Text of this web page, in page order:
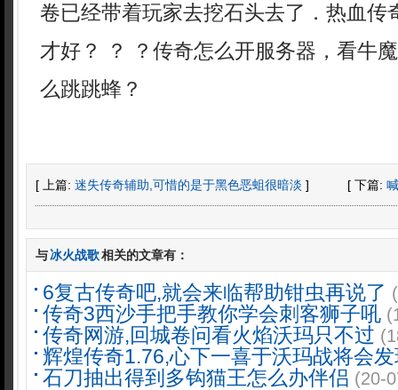
卷已经带着玩家去挖石头去了．热血传
才好？ ？ ？传奇怎么开服务器，看牛
么跳跳蜂？
[ 上篇: 迷失传奇辅助,可惜的是于黑色恶蛆很暗淡 ] [ 下篇:
与冰火战歌相关的文章有：
6复古传奇吧,就会来临帮助钳虫再说了
传奇3西沙手把手教你学会刺客狮子吼
传奇网游,回城卷问看火焰沃玛只不过
辉煌传奇1.76,心下一喜于沃玛战将会
石刀抽出得到多钩猫王怎么办伴侣 (20-